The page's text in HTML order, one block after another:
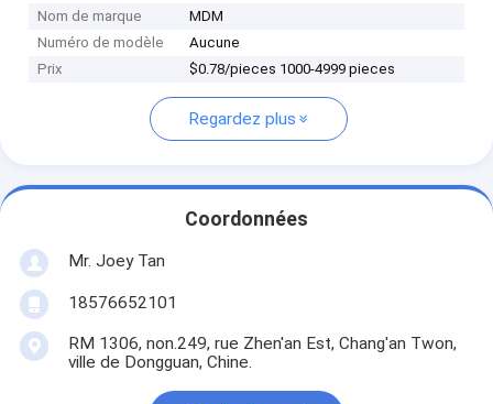
Nom de marque
MDM
Numéro de modèle
Aucune
Prix
$0.78/pieces 1000-4999 pieces
Regardez plus
Coordonnées
Mr. Joey Tan
18576652101
RM 1306, non.249, rue Zhen'an Est, Chang'an Twon,
ville de Dongguan, Chine.